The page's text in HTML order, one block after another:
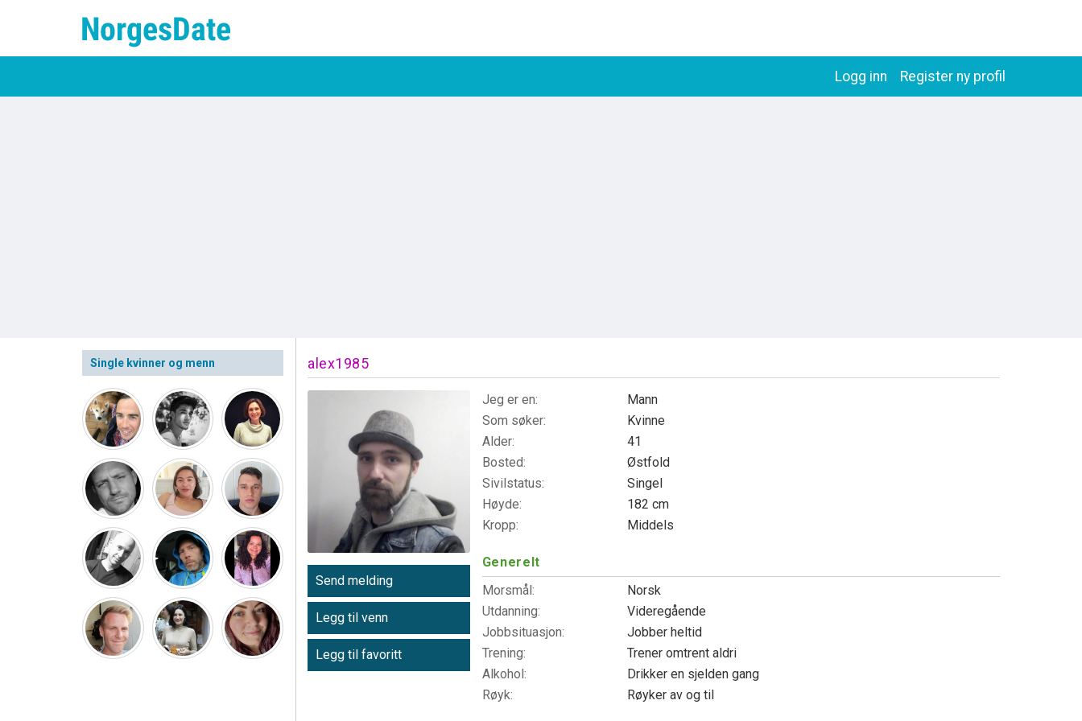
Register ny profil
Logg inn
Single kvinner og menn alex1985
Send melding
Legg til venn
Legg til favoritt
Jeg er en:
Mann
Som søker:
Kvinne
Alder:
41
Bosted:
Østfold
Sivilstatus:
Singel
Høyde:
182 cm
Kropp:
Middels
Generelt
Morsmål:
Norsk
Utdanning:
Videregående
Jobbsituasjon:
Jobber heltid
Trening:
Trener omtrent aldri
Alkohol:
Drikker en sjelden gang
Røyk:
Røyker av og til